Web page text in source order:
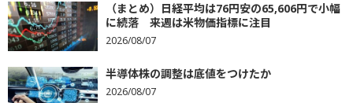
（まとめ）日経平均は76円安の65,606円で小幅
に続落 来週は米物価指標に注目
2026/08/07
半導体株の調整は底値をつけたか
2026/08/07